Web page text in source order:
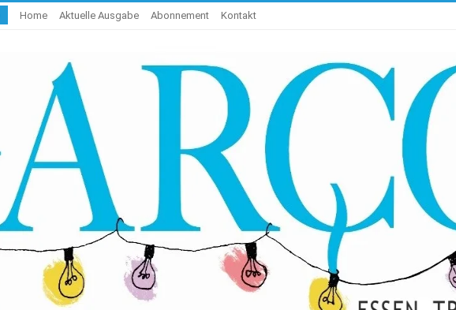
Home Aktuelle Ausgabe Abonnement Kontakt